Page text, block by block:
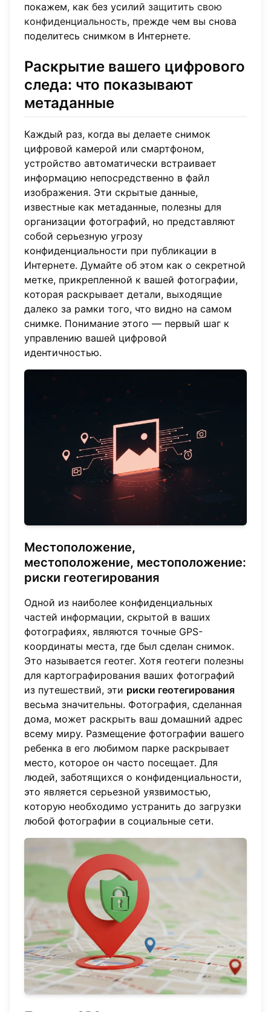
покажем, как без усилий защитить свою
конфиденциальность, прежде чем вы снова
поделитесь снимком в Интернете.
Раскрытие вашего цифрового
следа: что показывают
метаданные
Каждый раз, когда вы делаете снимок
цифровой камерой или смартфоном,
устройство автоматически встраивает
информацию непосредственно в файл
изображения. Эти скрытые данные,
известные как метаданные, полезны для
организации фотографий, но представляют
собой серьезную угрозу
конфиденциальности при публикации в
Интернете. Думайте об этом как о секретной
метке, прикрепленной к вашей фотографии,
которая раскрывает детали, выходящие
далеко за рамки того, что видно на самом
снимке. Понимание этого — первый шаг к
управлению вашей цифровой
идентичностью.
Местоположение,
местоположение, местоположение:
риски геотегирования
Одной из наиболее конфиденциальных
частей информации, скрытой в ваших
фотографиях, являются точные GPS-
координаты места, где был сделан снимок.
Это называется геотег. Хотя геотеги полезны
для картографирования ваших фотографий
из путешествий, эти риски геотегирования
весьма значительны. Фотография, сделанная
дома, может раскрыть ваш домашний адрес
всему миру. Размещение фотографии вашего
ребенка в его любимом парке раскрывает
место, которое он часто посещает. Для
людей, заботящихся о конфиденциальности,
это является серьезной уязвимостью,
которую необходимо устранить до загрузки
любой фотографии в социальные сети.